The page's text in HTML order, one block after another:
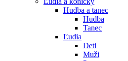
Hudba a tanec
Hudba
Tanec
Ľudia
Deti
Muži